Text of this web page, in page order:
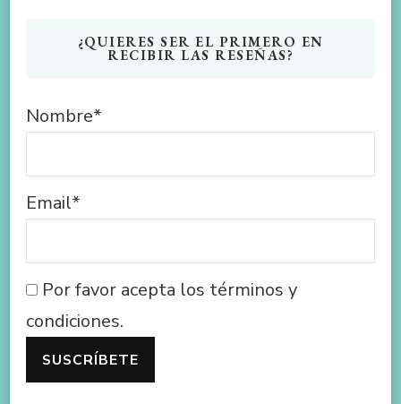
¿QUIERES SER EL PRIMERO EN
RECIBIR LAS RESEÑAS?
Nombre*
Email*
Por favor acepta los términos y
condiciones.